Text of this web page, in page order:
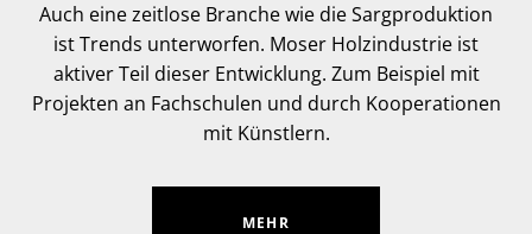
Auch eine zeitlose Branche wie die Sargproduktion
ist Trends unterworfen. Moser Holzindustrie ist
aktiver Teil dieser Entwicklung. Zum Beispiel mit
Projekten an Fachschulen und durch Kooperationen
mit Künstlern.
MEHR